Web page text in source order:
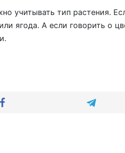
учитывать тип растения.
ягода. А если говорить о